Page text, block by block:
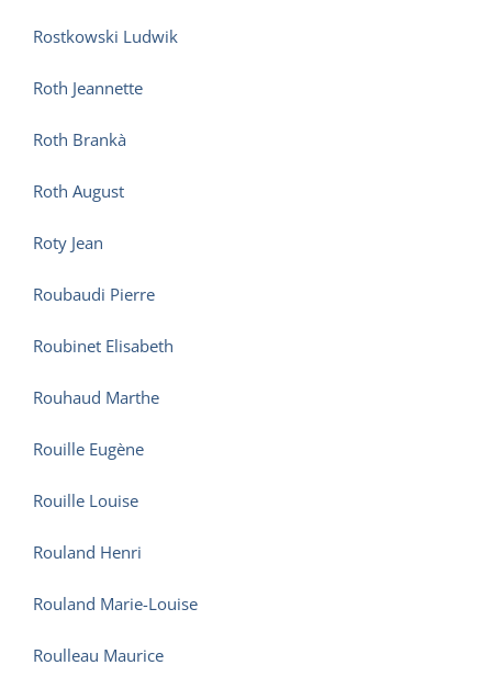
Rostkowski Ludwik
Roth Jeannette
Roth Brankà
Roth August
Roty Jean
Roubaudi Pierre
Roubinet Elisabeth
Rouhaud Marthe
Rouille Eugène
Rouille Louise
Rouland Henri
Rouland Marie-Louise
Roulleau Maurice